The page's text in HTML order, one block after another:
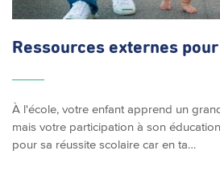
Ressources externes
À l'école, votre enfant apprend un
mais votre participation à son
pour sa réussite scolaire car en ta…